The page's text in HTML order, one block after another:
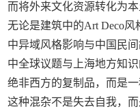
而将外来文化资源转化为
无论是建筑中的Art Deco
中异域风格影响与中国民
中全球议题与上海地方知
绝非西方的复制品，而是
这种混杂不是失去自我，